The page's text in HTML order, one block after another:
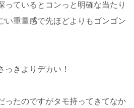
っているとコンっと明確な当たり
い重量感で先ほどよりもゴンゴン
っきよりデカい！
ったのですがタモ持ってきてなか